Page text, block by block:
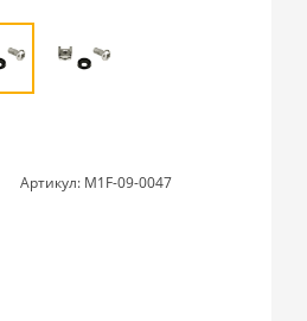
Артикул: M1F-09-0047